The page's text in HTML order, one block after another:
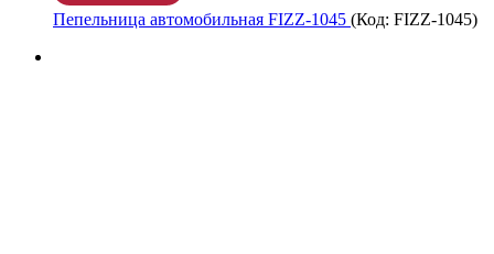
Пепельница автомобильная FIZZ-1045 (Код: FIZZ-1045)